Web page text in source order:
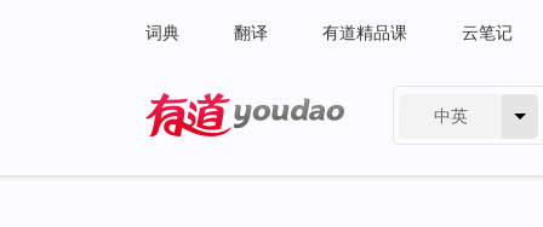
词典 翻译 有道精品课 云笔记
中英